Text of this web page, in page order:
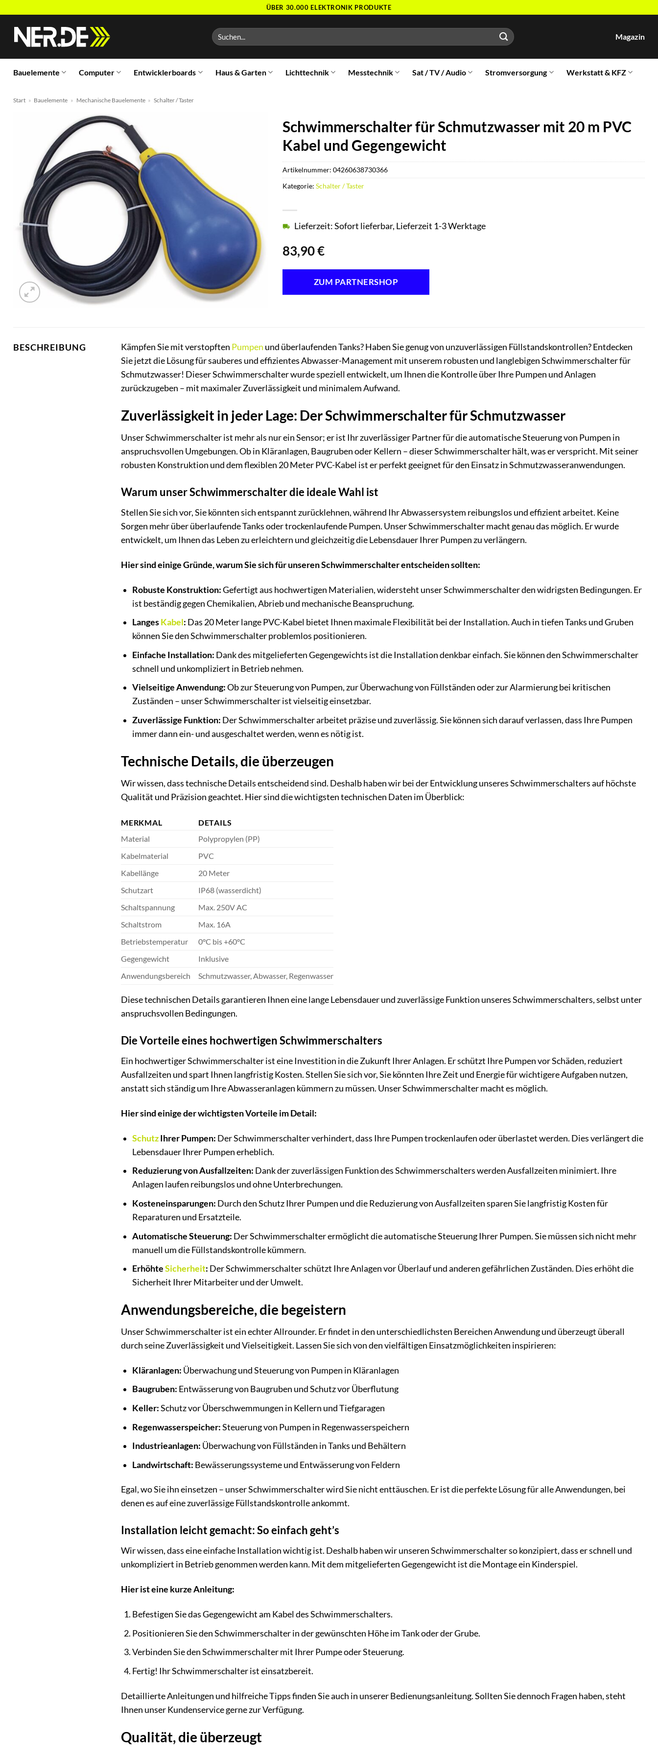
springen
ÜBER 30.000 ELEKTRONIK PRODUKTE
Suchen
nach:
Magazin
Bauelemente Computer Entwicklerboards Haus & Garten Lichttechnik Messtechnik Sat / TV / Audio Stromversorgung Werkstatt & KFZ
Start » Bauelemente » Mechanische Bauelemente » Schalter / Taster
Schwimmerschalter für Schmutzwasser mit 20 m PVC
Kabel und Gegengewicht
83,90€
Lieferzeit: Sofort lieferbar, Lieferzeit 1-3 Werktage
ZUM PARTNERSHOP
Artikelnummer: 04260638730366
Kategorie: Schalter / Taster
BESCHREIBUNG Kämpfen Sie mit verstopften Pumpen und überlaufenden Tanks? Haben Sie genug von unzuverlässigen Füllstandskontrollen? Entdecken
Sie jetzt die Lösung für sauberes und effizientes Abwasser-Management mit unserem robusten und langlebigen Schwimmerschalter für
Schmutzwasser! Dieser Schwimmerschalter wurde speziell entwickelt, um Ihnen die Kontrolle über Ihre Pumpen und Anlagen
zurückzugeben – mit maximaler Zuverlässigkeit und minimalem Aufwand.
Zuverlässigkeit in jeder Lage: Der Schwimmerschalter für Schmutzwasser
Unser Schwimmerschalter ist mehr als nur ein Sensor; er ist Ihr zuverlässiger Partner für die automatische Steuerung von Pumpen in
anspruchsvollen Umgebungen. Ob in Kläranlagen, Baugruben oder Kellern – dieser Schwimmerschalter hält, was er verspricht. Mit seiner
robusten Konstruktion und dem flexiblen 20 Meter PVC-Kabel ist er perfekt geeignet für den Einsatz in Schmutzwasseranwendungen.
Warum unser Schwimmerschalter die ideale Wahl ist
Stellen Sie sich vor, Sie könnten sich entspannt zurücklehnen, während Ihr Abwassersystem reibungslos und effizient arbeitet. Keine
Sorgen mehr über überlaufende Tanks oder trockenlaufende Pumpen. Unser Schwimmerschalter macht genau das möglich. Er wurde
entwickelt, um Ihnen das Leben zu erleichtern und gleichzeitig die Lebensdauer Ihrer Pumpen zu verlängern.
Hier sind einige Gründe, warum Sie sich für unseren Schwimmerschalter entscheiden sollten:
Robuste Konstruktion:Gefertigt aus hochwertigen Materialien, widersteht unser Schwimmerschalter den widrigsten Bedingungen. Er
ist beständig gegen Chemikalien, Abrieb und mechanische Beanspruchung.
LangesKabel: Das 20 Meter lange PVC-Kabel bietet Ihnen maximale Flexibilität bei der Installation. Auch in tiefen Tanks und Gruben
können Sie den Schwimmerschalter problemlos positionieren.
Einfache Installation: Dank des mitgelieferten Gegengewichts ist die Installation denkbar einfach. Sie können den Schwimmerschalter
schnell und unkompliziert in Betrieb nehmen.
Vielseitige Anwendung:Ob zur Steuerung von Pumpen, zur Überwachung von Füllständen oder zur Alarmierung bei kritischen
Zuständen – unser Schwimmerschalter ist vielseitig einsetzbar.
Zuverlässige Funktion: Der Schwimmerschalter arbeitet präzise und zuverlässig. Sie können sich darauf verlassen, dass Ihre Pumpen
immer dann ein- und ausgeschaltet werden, wenn es nötig ist.
Technische Details, die überzeugen
Wir wissen, dass technische Details entscheidend sind. Deshalb haben wir bei der Entwicklung unseres Schwimmerschalters auf höchste
Qualität und Präzision geachtet. Hier sind die wichtigsten technischen Daten im Überblick:
MERKMAL
DETAILS
Material
Polypropylen (PP)
Kabelmaterial
PVC
Kabellänge
20 Meter
Schutzart
IP68 (wasserdicht)
Schaltspannung
Max. 250V AC
Schaltstrom
Max. 16A
Betriebstemperatur
0°C bis +60°C
Gegengewicht
Inklusive
Anwendungsbereich
Schmutzwasser, Abwasser, Regenwasser
Diese technischen Details garantieren Ihnen eine lange Lebensdauer und zuverlässige Funktion unseres Schwimmerschalters, selbst unter
anspruchsvollen Bedingungen.
Die Vorteile eines hochwertigen Schwimmerschalters
Ein hochwertiger Schwimmerschalter ist eine Investition in die Zukunft Ihrer Anlagen. Er schützt Ihre Pumpen vor Schäden, reduziert
Ausfallzeiten und spart Ihnen langfristig Kosten. Stellen Sie sich vor, Sie könnten Ihre Zeit und Energie für wichtigere Aufgaben nutzen,
anstatt sich ständig um Ihre Abwasseranlagen kümmern zu müssen. Unser Schwimmerschalter macht es möglich.
Hier sind einige der wichtigsten Vorteile im Detail:
SchutzIhrer Pumpen: Der Schwimmerschalter verhindert, dass Ihre Pumpen trockenlaufen oder überlastet werden. Dies verlängert die
Lebensdauer Ihrer Pumpen erheblich.
Reduzierung von Ausfallzeiten: Dank der zuverlässigen Funktion des Schwimmerschalters werden Ausfallzeiten minimiert. Ihre
Anlagen laufen reibungslos und ohne Unterbrechungen.
Kosteneinsparungen: Durch den Schutz Ihrer Pumpen und die Reduzierung von Ausfallzeiten sparen Sie langfristig Kosten für
Reparaturen und Ersatzteile.
Automatische Steuerung: Der Schwimmerschalter ermöglicht die automatische Steuerung Ihrer Pumpen. Sie müssen sich nicht mehr
manuell um die Füllstandskontrolle kümmern.
ErhöhteSicherheit: Der Schwimmerschalter schützt Ihre Anlagen vor Überlauf und anderen gefährlichen Zuständen. Dies erhöht die
Sicherheit Ihrer Mitarbeiter und der Umwelt.
Anwendungsbereiche, die begeistern
Unser Schwimmerschalter ist ein echter Allrounder. Er findet in den unterschiedlichsten Bereichen Anwendung und überzeugt überall
durch seine Zuverlässigkeit und Vielseitigkeit. Lassen Sie sich von den vielfältigen Einsatzmöglichkeiten inspirieren:
Kläranlagen: Überwachung und Steuerung von Pumpen in Kläranlagen
Baugruben: Entwässerung von Baugruben und Schutz vor Überflutung
Keller:Schutz vor Überschwemmungen in Kellern und Tiefgaragen
Regenwasserspeicher:Steuerung von Pumpen in Regenwasserspeichern
Industrieanlagen: Überwachung von Füllständen in Tanks und Behältern
Landwirtschaft: Bewässerungssysteme und Entwässerung von Feldern
Egal, wo Sie ihn einsetzen – unser Schwimmerschalter wird Sie nicht enttäuschen. Er ist die perfekte Lösung für alle Anwendungen, bei
denen es auf eine zuverlässige Füllstandskontrolle ankommt.
Installation leicht gemacht: So einfach geht’s
Wir wissen, dass eine einfache Installation wichtig ist. Deshalb haben wir unseren Schwimmerschalter so konzipiert, dass er schnell und
unkompliziert in Betrieb genommen werden kann. Mit dem mitgelieferten Gegengewicht ist die Montage ein Kinderspiel.
Hier ist eine kurze Anleitung:
Befestigen Sie das Gegengewicht am Kabel des Schwimmerschalters.
Positionieren Sie den Schwimmerschalter in der gewünschten Höhe im Tank oder der Grube.
Verbinden Sie den Schwimmerschalter mit Ihrer Pumpe oder Steuerung.
Fertig! Ihr Schwimmerschalter ist einsatzbereit.
Detaillierte Anleitungen und hilfreiche Tipps finden Sie auch in unserer Bedienungsanleitung. Sollten Sie dennoch Fragen haben, steht
Ihnen unser Kundenservice gerne zur Verfügung.
Qualität, die überzeugt